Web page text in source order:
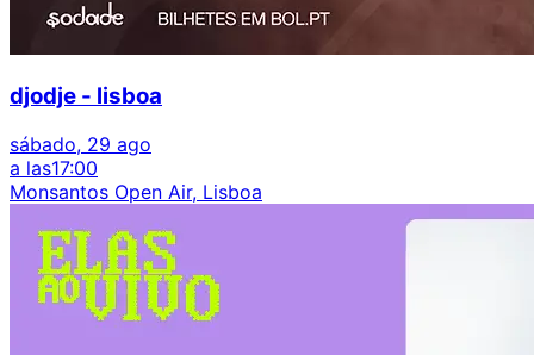
djodje - lisboa
sábado, 29 ago
a las17:00
Monsantos Open Air, Lisboa